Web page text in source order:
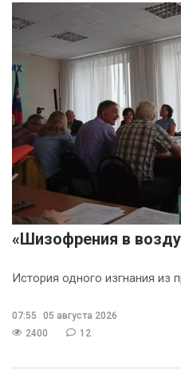
«Шизофрения в
История одного изгнания из
07:55
05 августа 2026
2400
12